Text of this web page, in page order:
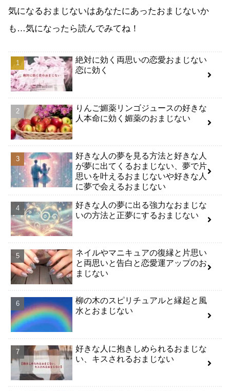
気になるおまじないはあなたにあったおまじないか
も…気になったら読んでみてね！
絶対に効く両思いの恋愛おまじない
恋に効く
りんご媚薬リンゴジュースの好きな
人本命に効く媚薬のおまじない
好きな人の夢を見る方法と好きな人
が夢に出てくるおまじない、夢で片
思いを叶えるおまじないや好きな人
に夢で会えるおまじない
好きな人の夢に出る強力なおまじな
いの方法と正夢にするおまじない
ネイルやマニキュアの復縁と片思い
と両思いと告白と恋愛運アップのお
まじない
柳の木のスピリチュアルと縁起と風
水とおまじない
好きな人に抱きしめられるおまじな
い、キスされるおまじない